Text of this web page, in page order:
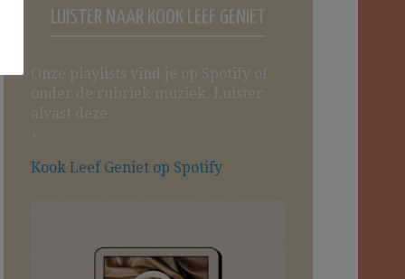
LUISTER NAAR KOOK LEEF GENIET
Onze playlists vind je op Spotify of
onder de rubriek muziek. Luister
alvast deze
↓
Kook Leef Geniet op Spotify